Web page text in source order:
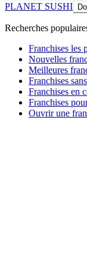
PLANET SUSHI
Recherches
Franchises les
Nouvelles
Meilleures
Franchises
Franchises en
Franchises
Ouvrir une